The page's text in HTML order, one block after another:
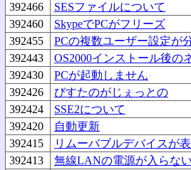
392466
SESファイルについて
392460
SkypeでPCがフリーズ
392455
PCの複数ユーザー設定が
392443
OS2000インストール後の
392430
PCが起動しません
392426
びすたのがじぇっとの
392424
SSE2について
392420
自動更新
392415
リムーバブルデバイスが
392413
無線LANの電源が入らない